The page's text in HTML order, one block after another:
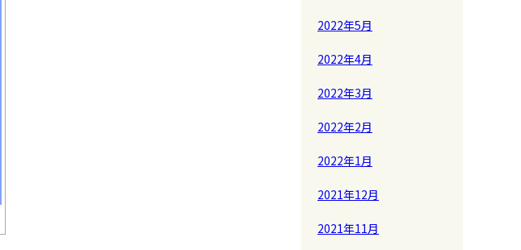
2022年5月
2022年4月
2022年3月
2022年2月
2022年1月
2021年12月
2021年11月